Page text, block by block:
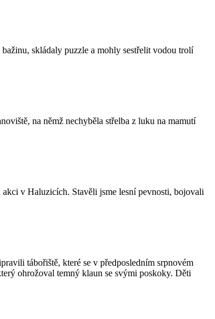
skládaly puzzle a mohly sestřelit vodou trolí
na němž nechyběla střelba z luku na mamutí
v Haluzicích. Stavěli jsme lesní pevnosti, bojovali
tábořiště, které se v předposledním srpnovém
ohrožoval temný klaun se svými poskoky. Děti